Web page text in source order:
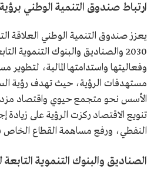
ارتباط صندوق التنمية الوطني برؤية
يعزز صندوق التنمية الوطني العلاقة
2030 والصناديق والبنوك التنموية
وفعاليتها واستدامتها المالية،
الأسس نحو متجمع حيوي واقتصاد
تنويع الاقتصاد ركزت الرؤية على زيادة
النفطي، ورفع مساهمة القطاع الخاص
الصناديق والبنوك التنموية